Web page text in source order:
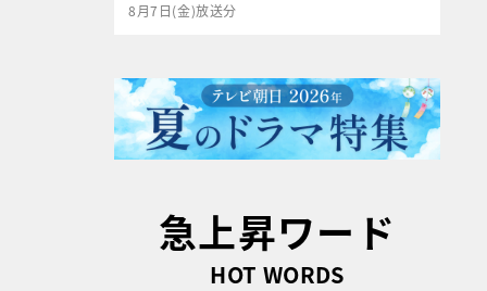
8月7日(金)放送分
急上昇ワード
HOT WORDS